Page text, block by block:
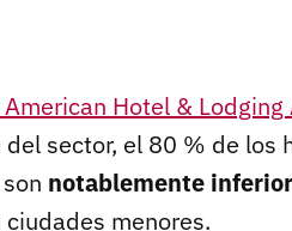
Hotel &
sector, el 80 % de los
notablemente
menores.